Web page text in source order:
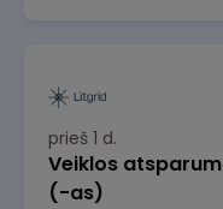
prieš 1 d.
Veiklos
(-as)